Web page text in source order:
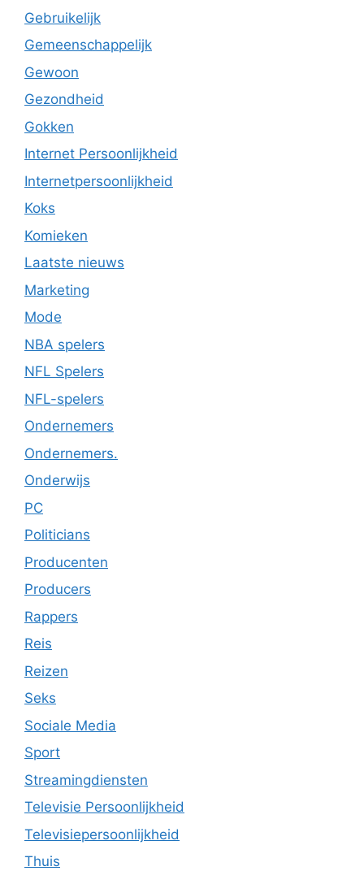
Gebruikelijk
Gemeenschappelijk
Gewoon
Gezondheid
Gokken
Internet Persoonlijkheid
Internetpersoonlijkheid
Koks
Komieken
Laatste nieuws
Marketing
Mode
NBA spelers
NFL Spelers
NFL-spelers
Ondernemers
Ondernemers.
Onderwijs
PC
Politicians
Producenten
Producers
Rappers
Reis
Reizen
Seks
Sociale Media
Sport
Streamingdiensten
Televisie Persoonlijkheid
Televisiepersoonlijkheid
Thuis